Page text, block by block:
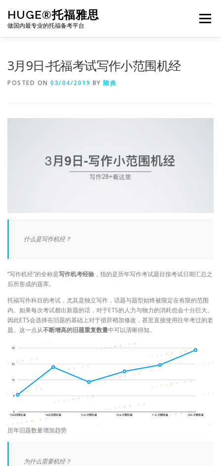
content
HUGE®托福雅思
做国内最专业的托福备考平台
Menu
3月9日-托福考试写作小范围机经
POSTED ON 03/04/2019 BY 陆炎
什么是写作机经？
“写作机经”的全称是写作机考经验 ，指的是历年写作考试题目按考试日期汇总之
后所形成的题库。
托福写作科目的考试，尤其是独立写作，话题与题型始终被限定在有限的范围
内。如果每次考试都出新题的话，对于ETS的人力与物力的消耗也会十分巨大。
因此ETS会选择在旧题的基础上对于措辞稍加修改，甚至直接使用往年考过的老
题。这一点从不断增高的旧题重复数量中可以清晰得知。
历年旧题数量增加趋势
为什么需要机经？